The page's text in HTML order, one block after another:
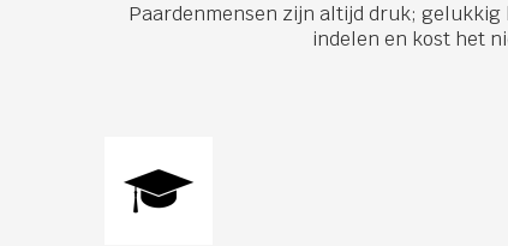
Paardenmensen zijn altijd druk;
indelen en kost het